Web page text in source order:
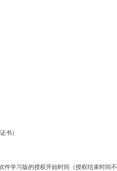
书）
件学习版的授权开始时间（授权结束时间不